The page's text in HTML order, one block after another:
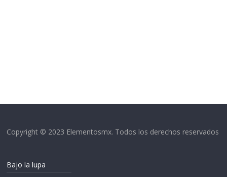
Copyright © 2023 Elementosmx. Todos los derechos reservados
Bajo la lupa